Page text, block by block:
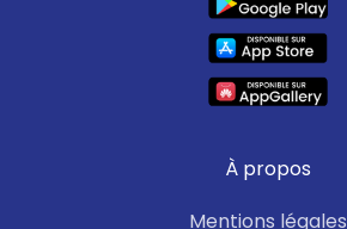
À propos
Mentions légales